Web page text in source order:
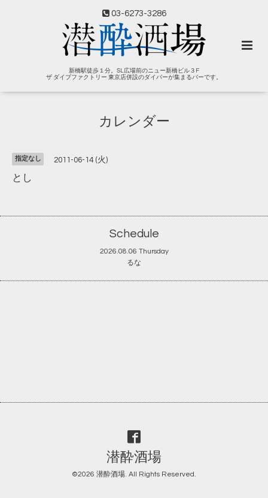
03-6273-3286
新橋駅徒歩１分。SL広場前のニュー新橋ビル３F
ザ ダイブファクトリー 東京店併設のダイバーが集まるバーです。
カレンダー
指定なし 2011-06-14 (火)
とし
Schedule
2026.08.06 Thursday
るな
潜酔酒場
©2026 潜酔酒場. All Rights Reserved.